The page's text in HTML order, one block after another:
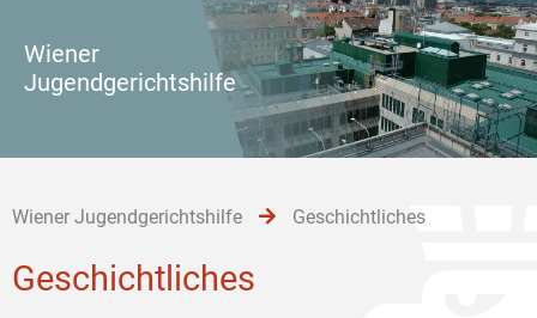
Wiener
Jugendgerichtshilfe
Wiener Jugendgerichtshilfe Geschichtliches
Geschichtliches